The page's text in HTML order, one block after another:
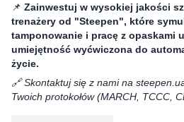
📌 Zainwestuj w wysokiej jakości
trenażery od "Steepen", które
tamponowanie i pracę z opaskami
umiejętność wyćwiczona do
życie.
🔗 Skontaktuj się z nami na
Twoich protokołów (MARCH, TCCC,